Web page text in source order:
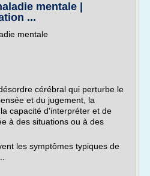
mentale |
...
mentale
cérébral qui perturbe le
et du jugement, la
capacité d'interpréter et de
à des situations ou à des
les symptômes typiques de